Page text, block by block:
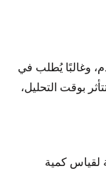
وغالبًا يُطلب في
بوقت التحليل،
جمع البول خلال 24 ساعة لقياس كمية